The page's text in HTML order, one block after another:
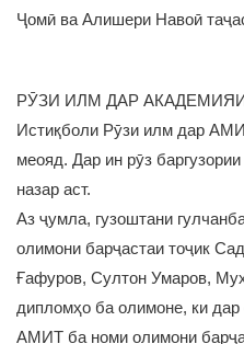
Ҷомӣ ва Алишери Навоӣ
РӮЗИ ИЛМ ДАР
Истиқболи Рӯзи илм дар
меояд. Дар ин рӯз
назар аст.
Аз ҷумла, гузоштани
олимони барҷастаи тоҷик
Ғафуров, Султон Умаров,
дипломҳо ба олимоне, ки
АМИТ ба номи олимони